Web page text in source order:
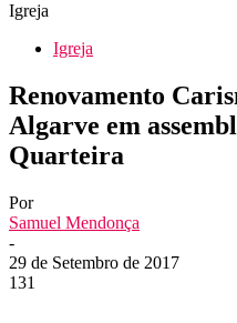
Igreja
Igreja
Renovamento
Algarve em
Quarteira
Por
Samuel Mendonça
-
29 de Setembro de 2017
131